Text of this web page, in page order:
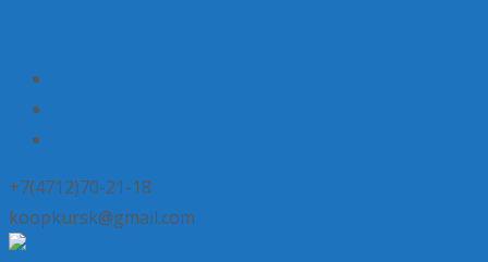
+7(4712)70-21-18
koopkursk@gmail.com